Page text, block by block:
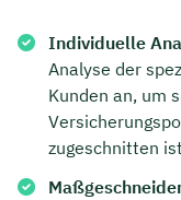
Individuelle
Analyse der
Kunden an, um
zugeschnitten